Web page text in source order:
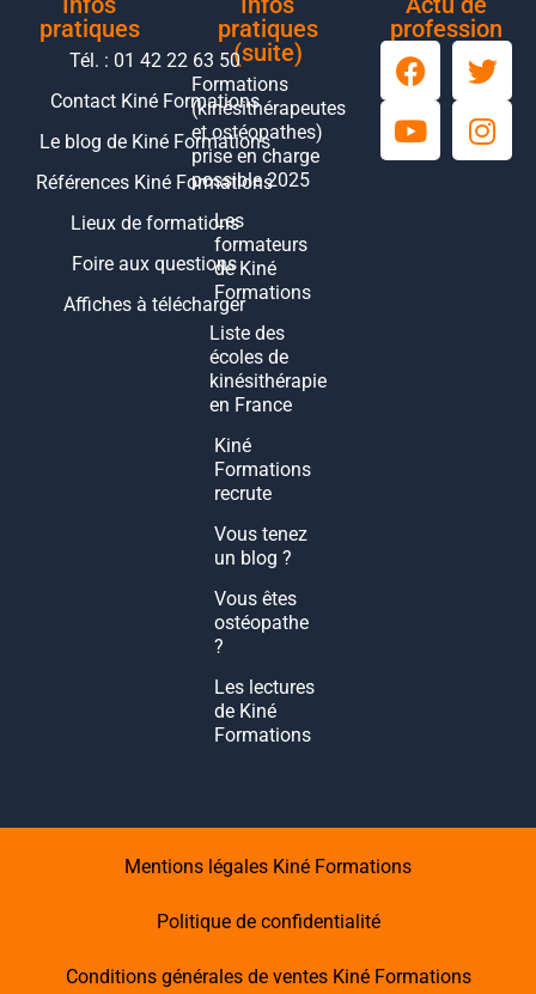
pratiques
Tél. : 01 42 22 63 50
Contact Kiné Formations
Le blog de Kiné Formations
Références Kiné Formations
Lieux de formations
Foire aux questions
Affiches à télécharger
pratiques
(suite)
Formations
(kinésithérapeutes
et ostéopathes)
prise en charge
possible 2025
Les
formateurs
de Kiné
Formations
Liste des
écoles de
kinésithérapie
en France
Kiné
Formations
recrute
Vous tenez
un blog ?
Vous êtes
ostéopathe
?
Les lectures
de Kiné
Formations
profession
Mentions légales Kiné Formations
Politique de confidentialité
Conditions générales de ventes Kiné Formations